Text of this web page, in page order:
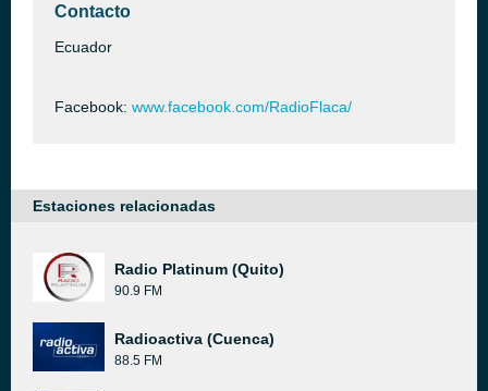
Contacto
Ecuador
Facebook: www.facebook.com/RadioFlaca/
Estaciones relacionadas
Radio Platinum (Quito)
90.9 FM
Radioactiva (Cuenca)
88.5 FM